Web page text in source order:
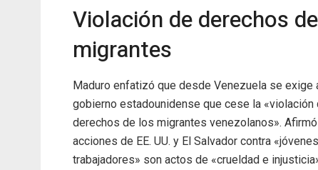
Violación de derechos
migrantes
Maduro enfatizó que desde Venezuela se exige
gobierno estadounidense que cese la «violación
derechos de los migrantes venezolanos».
acciones de EE. UU. y El Salvador contra «jóvenes
trabajadores» son actos de «crueldad e